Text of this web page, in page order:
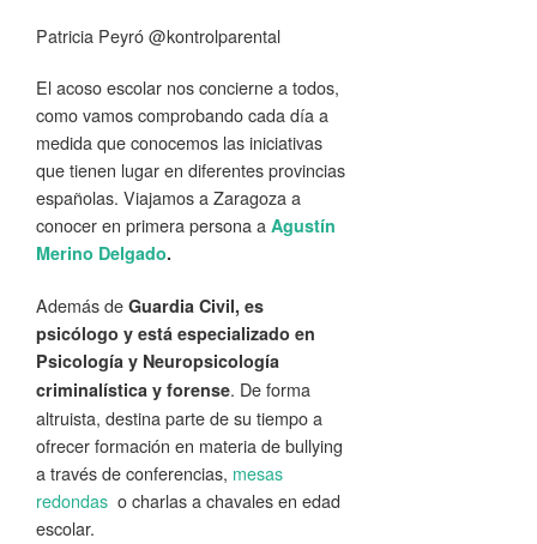
Patricia Peyró @kontrolparental
El acoso escolar nos concierne a todos,
como vamos comprobando cada día a
medida que conocemos las iniciativas
que tienen lugar en diferentes provincias
españolas. Viajamos a Zaragoza a
conocer en primera persona a Agustín
Merino Delgado.
Además de Guardia Civil, es
psicólogo y está especializado en
Psicología y Neuropsicología
criminalística y forense. De forma
altruista, destina parte de su tiempo a
ofrecer formación en materia de bullying
a través de conferencias, mesas
redondas o charlas a chavales en edad
escolar.